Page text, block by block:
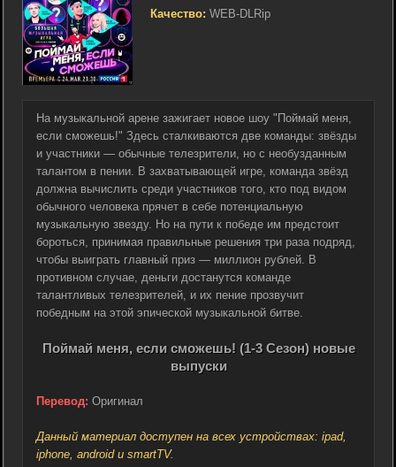
Качество: WEB-DLRip
На музыкальной арене зажигает новое шоу "Поймай меня,
если сможешь!" Здесь сталкиваются две команды: звёзды
и участники — обычные телезрители, но с необузданным
талантом в пении. В захватывающей игре, команда звёзд
должна вычислить среди участников того, кто под видом
обычного человека прячет в себе потенциальную
музыкальную звезду. Но на пути к победе им предстоит
бороться, принимая правильные решения три раза подряд,
чтобы выиграть главный приз — миллион рублей. В
противном случае, деньги достанутся команде
талантливых телезрителей, и их пение прозвучит
победным на этой эпической музыкальной битве.
Поймай меня, если сможешь! (1-3 Сезон) новые
выпуски
Перевод: Оригинал
Данный материал доступен на всех устройствах: ipad,
iphone, android и smartTV.